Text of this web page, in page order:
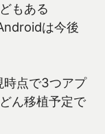
もある
は今後
点で3つアプ
ん移植予定で